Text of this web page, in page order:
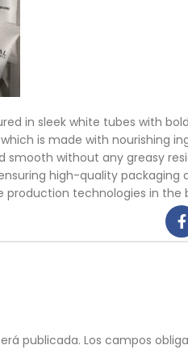
in sleek white tubes with
is made with nourishing
smooth without any greasy
high-quality
technologies in the
publicada. Los campos